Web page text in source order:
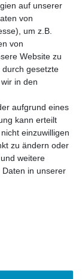
auf unserer
von
um z.B.
von
Website zu
gesetzte
in den
aufgrund eines
kann erteilt
einzuwilligen
zu ändern oder
und weitere
in unserer